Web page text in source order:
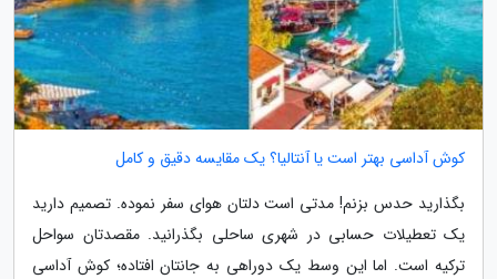
کوش آداسی بهتر است یا آنتالیا؟ یک مقایسه دقیق و کامل
بگذارید حدس بزنم! مدتی است دلتان هوای سفر نموده. تصمیم دارید
یک تعطیلات حسابی در شهری ساحلی بگذرانید. مقصدتان سواحل
ترکیه است. اما این وسط یک دوراهی به جانتان افتاده؛ کوش آداسی